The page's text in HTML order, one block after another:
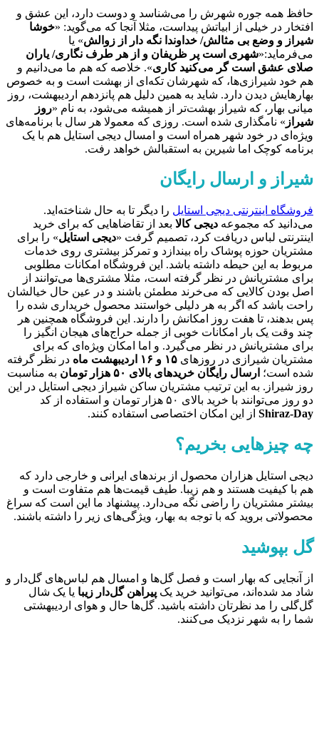
حافظ همه جوره شهرش را می‌شناسد و دوست دارد، این عشق و
افتخار در خیلی از ابیاتش پیداست، مثلا آنجا که می‌گوید: «خوشا
شیراز و وضع بی مثالش/ خداوندا نگه دار از زوالش» یا
می‌فرماید:«شهری است پر ظریفان و از هر طرف نگاری/ یاران
صلای عشق است گر می‌کنید کاری». خلاصه که هم ما می‌دانیم و
هم خود شیرازی‌ها، که شهرشان تکه‌ای از بهشت است و به خصوص
بهارهایش دیدن دارد. شاید به همین دلیل هم پانزدهم اردیبهشت، روز
میانی بهار، که شیراز بهشت‌تر از همیشه می‌شود، به نام «روز
شیراز » نامگذاری شده است. روزی که معمولا هر سال با برنامه‌های
ویژه‌ای در خود شهر همراه است و امسال دیجی استایل هم با یک
برنامه کوچک اما شیرین به استقبالش خواهد رفت.
شیراز و ارسال رایگان
فروشگاه اینترنتی دیجی استایل را دیگر تا به حال شناخته‌اید.
می‌دانید که مجموعه دیجی کالا بعد از تقاضاهایی که برای خرید
اینترنتی لباس دریافت کرد، تصمیم گرفت «دیجی استایل» را برای
مشتریان حوزه پوشاک راه بیندازد و تمرکز بیشتری روی خدمات
مربوط به این حیطه داشته باشد. این فروشگاه امکانات مطلوبی
برای مشتریانش در نظر گرفته است، مثلا مشتری‌ها می‌توانند از
اصل بودن کالایی که می‌خرند مطمئن باشند و در عین حال خیالشان
راحت باشد که اگر به هر دلیلی خواستند محصول خریداری شده را
پس بدهند، تا هفت روز امکانش را دارند. این فروشگاه همچنین هر
چند وقت یک بار امکانات خوبی از جمله حراج‌های هیجان انگیز را
برای مشتریانش در نظر می‌گیرد. و اما امکان ویژه‌ای که برای
مشتریان شیرازی در روزهای ۱۵ و ۱۶ اردیبهشت ماه
در نظر گرفته
شده است؛ ارسال رایگان خریدهای بالای ۵۰ هزار تومان
به مناسبت
روز شیراز. به این ترتیب مشتریان ساکن شیراز دیجی استایل در این
دو روز می‌توانند با خرید بالای ۵۰ هزار تومان و استفاده از کد
Shiraz-Day از این امکان اختصاصی استفاده کنند.
چه چیزهایی بخریم؟
دیجی استایل هزاران محصول از برندهای ایرانی و خارجی دارد که
هم با کیفیت هستند و هم زیبا. طیف قیمت‌ها هم متفاوت است و
بیشتر مشتریان را راضی نگه می‌دارد. پیشنهاد ما این است که سراغ
محصولاتی بروید که با توجه به بهار، ویژگی‌های زیر را داشته باشند.
گل بپوشید
از آنجایی که بهار است و فصل گل‌ها و امسال هم لباس‌های گل‌دار و
شاد مد شده‌اند، می‌توانید خرید یک پیراهن گل‌دار زیبا یا یک شال
گل‌گلی را مد نظرتان داشته باشید. گل‌ها حال و هوای اردیبهشتی
شما را به شهر نزدیک می‌کنند.